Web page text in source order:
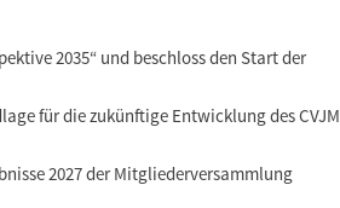
2035“ und beschloss den Start der
für die zukünftige Entwicklung des CVJM
2027 der Mitgliederversammlung